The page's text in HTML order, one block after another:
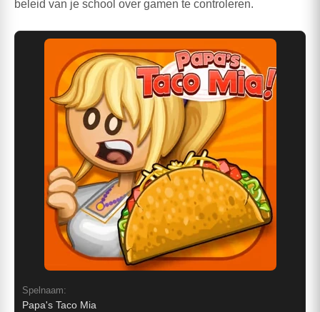
beleid van je school over gamen te controleren.
Spelnaam:
Papa's Taco Mia